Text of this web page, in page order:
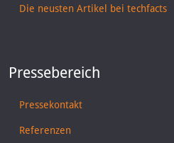
Die neusten Artikel bei techfacts
Pressebereich
Pressekontakt
Referenzen